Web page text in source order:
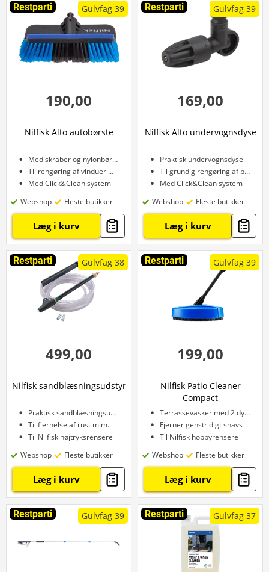
Restparti Gulvfag 39
190,00
Nilfisk Alto autobørste
Med skraber og nylonbørster
Til rengøring af vinduer m.m.
Med Click&Clean system
Webshop
Fleste butikker
Læg i kurv
Restparti Gulvfag 39
169,00
Nilfisk Alto undervognsdyse
Praktisk undervognsdyse
Til grundig rengøring af bilen
Med Click&Clean system
Webshop
Fleste butikker
Læg i kurv
Restparti Gulvfag 38
499,00
Nilfisk sandblæsningsudstyr
Praktisk sandblæsningsudstyr
Til fjernelse af rust m.m.
Til Nilfisk højtryksrensere
Webshop
Fleste butikker
Læg i kurv
Restparti Gulvfag 39
199,00
Nilfisk Patio Cleaner
Compact
Terrassevasker med 2 dyser
Fjerner genstridigt snavs
Til Nilfisk hobbyrensere
Webshop
Fleste butikker
Læg i kurv
Restparti Gulvfag 39 Restparti Gulvfag 37